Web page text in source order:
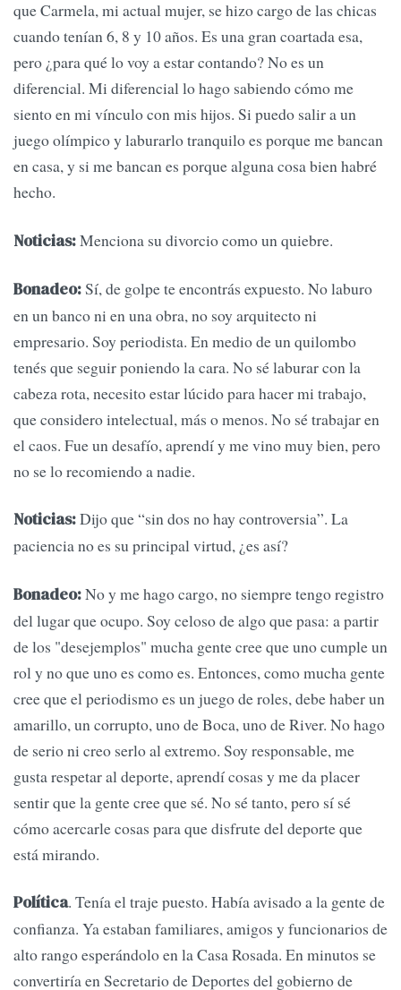
que Carmela, mi actual mujer, se hizo cargo de las chicas
cuando tenían 6, 8 y 10 años. Es una gran coartada esa,
pero ¿para qué lo voy a estar contando? No es un
diferencial. Mi diferencial lo hago sabiendo cómo me
siento en mi vínculo con mis hijos. Si puedo salir a un
juego olímpico y laburarlo tranquilo es porque me bancan
en casa, y si me bancan es porque alguna cosa bien habré
hecho.
Noticias:Menciona su divorcio como un quiebre.
Bonadeo:Sí, de golpe te encontrás expuesto. No laburo
en un banco ni en una obra, no soy arquitecto ni
empresario. Soy periodista. En medio de un quilombo
tenés que seguir poniendo la cara. No sé laburar con la
cabeza rota, necesito estar lúcido para hacer mi trabajo,
que considero intelectual, más o menos. No sé trabajar en
el caos. Fue un desafío, aprendí y me vino muy bien, pero
no se lo recomiendo a nadie.
Noticias:Dijo que “sin dos no hay controversia”. La
paciencia no es su principal virtud, ¿es así?
Bonadeo:No y me hago cargo, no siempre tengo registro
del lugar que ocupo. Soy celoso de algo que pasa: a partir
de los "desejemplos" mucha gente cree que uno cumple un
rol y no que uno es como es. Entonces, como mucha gente
cree que el periodismo es un juego de roles, debe haber un
amarillo, un corrupto, uno de Boca, uno de River. No hago
de serio ni creo serlo al extremo. Soy responsable, me
gusta respetar al deporte, aprendí cosas y me da placer
sentir que la gente cree que sé. No sé tanto, pero sí sé
cómo acercarle cosas para que disfrute del deporte que
está mirando.
Política. Tenía el traje puesto. Había avisado a la gente de
confianza. Ya estaban familiares, amigos y funcionarios de
alto rango esperándolo en la Casa Rosada. En minutos se
convertiría en Secretario de Deportes del gobierno de